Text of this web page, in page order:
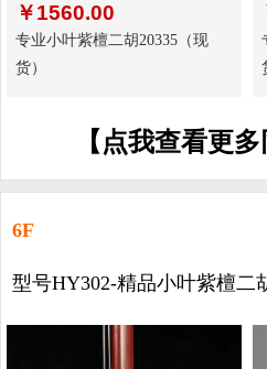
￥1560.00
专业小叶紫檀二胡20335（现
货）
【点我查看更
6F
型号HY302-精品小叶紫檀二